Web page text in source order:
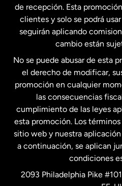
Estados Unidos
Estados Unidos
Francia
Malasia
Nueva Zelanda
Países Bajos
de recepción. Esta
clientes y solo se podrá
seguirán aplicando
cambio están
No se puede abusar de esta
el derecho de modificar,
promoción en cualquier
las consecuencias
cumplimiento de las leyes
esta promoción. Los
sitio web y nuestra
a continuación, se aplican
condiciones
2093 Philadelphia Pike